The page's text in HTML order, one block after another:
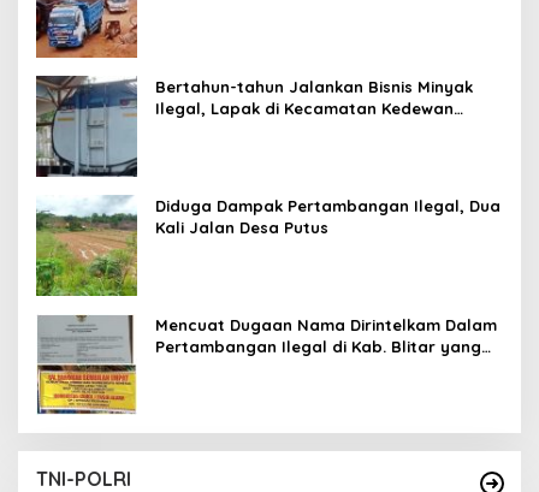
Bertahun-tahun Jalankan Bisnis Minyak
Ilegal, Lapak di Kecamatan Kedewan
Diduga Dampak Pertambangan Ilegal, Dua
Kali Jalan Desa Putus
Mencuat Dugaan Nama Dirintelkam Dalam
Pertambangan Ilegal di Kab. Blitar yang
TNI-POLRI